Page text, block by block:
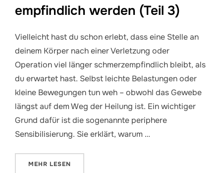
empfindlich werden (Teil 3)
Vielleicht hast du schon erlebt, dass eine Stelle an
deinem Körper nach einer Verletzung oder
Operation viel länger schmerzempfindlich bleibt, als
du erwartet hast. Selbst leichte Belastungen oder
kleine Bewegungen tun weh – obwohl das Gewebe
längst auf dem Weg der Heilung ist. Ein wichtiger
Grund dafür ist die sogenannte periphere
Sensibilisierung. Sie erklärt, warum …
MEHR ÜBER „PERIPHERE SENSIBILISIERUNG – WENN
LESEN